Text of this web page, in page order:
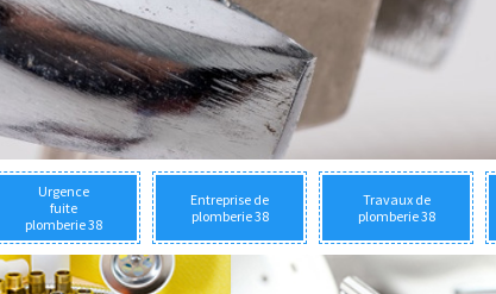
Urgence
fuite
plomberie 38
Entreprise de
plomberie 38
Travaux de
plomberie 38